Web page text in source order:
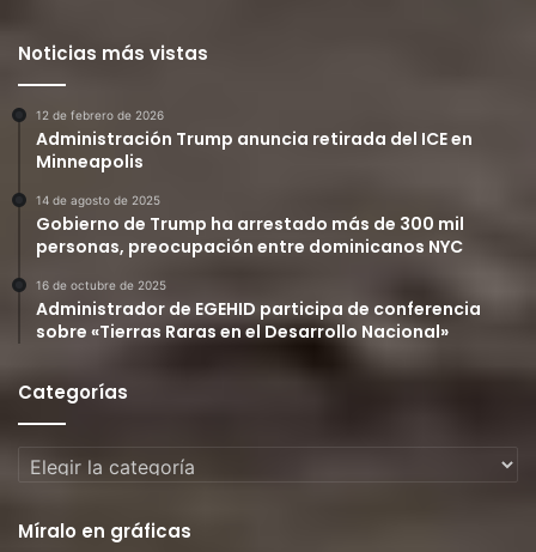
Noticias más vistas
12 de febrero de 2026
Administración Trump anuncia retirada del ICE en
Minneapolis
14 de agosto de 2025
Gobierno de Trump ha arrestado más de 300 mil
personas, preocupación entre dominicanos NYC
16 de octubre de 2025
Administrador de EGEHID participa de conferencia
sobre «Tierras Raras en el Desarrollo Nacional»
Categorías
Categorías
Míralo en gráficas